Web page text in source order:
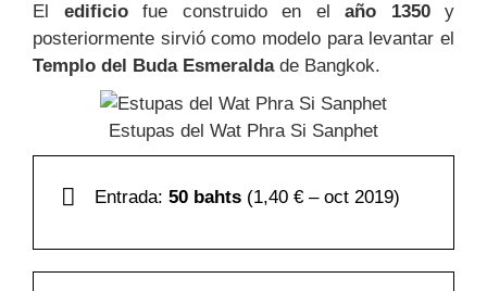
El edificiofue construido en el año 1350y
posteriormente sirvió como modelo para levantar el
Templo del Buda Esmeraldade Bangkok.
Estupas del Wat Phra Si Sanphet
Entrada: 50 bahts (1,40 € – oct 2019)